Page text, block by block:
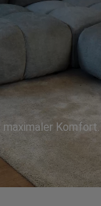
Komfort.